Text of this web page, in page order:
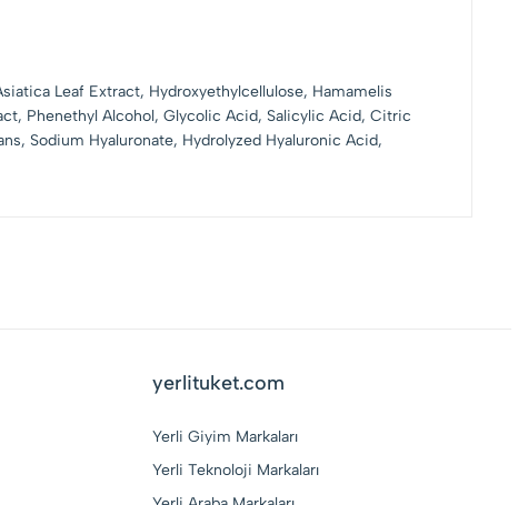
Leaf Extract, Hydroxyethylcellulose, Hamamelis
Phenethyl Alcohol, Glycolic Acid, Salicylic Acid, Citric
Sodium Hyaluronate, Hydrolyzed Hyaluronic Acid,
yerlituket.com
Yerli Giyim Markaları
Yerli Teknoloji Markaları